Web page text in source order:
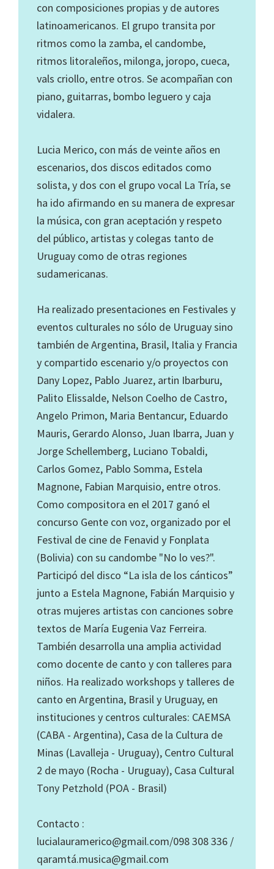
con composiciones propias y de autores
latinoamericanos. El grupo transita por
ritmos como la zamba, el candombe,
ritmos litoraleños, milonga, joropo, cueca,
vals criollo, entre otros. Se acompañan con
piano, guitarras, bombo leguero y caja
vidalera.
Lucia Merico, con más de veinte años en
escenarios, dos discos editados como
solista, y dos con el grupo vocal La Tría, se
ha ido afirmando en su manera de expresar
la música, con gran aceptación y respeto
del público, artistas y colegas tanto de
Uruguay como de otras regiones
sudamericanas.
Ha realizado presentaciones en Festivales y
eventos culturales no sólo de Uruguay sino
también de Argentina, Brasil, Italia y Francia
y compartido escenario y/o proyectos con
Dany Lopez, Pablo Juarez, artin Ibarburu,
Palito Elissalde, Nelson Coelho de Castro,
Angelo Primon, Maria Bentancur, Eduardo
Mauris, Gerardo Alonso, Juan Ibarra, Juan y
Jorge Schellemberg, Luciano Tobaldi,
Carlos Gomez, Pablo Somma, Estela
Magnone, Fabian Marquisio, entre otros.
Como compositora en el 2017 ganó el
concurso Gente con voz, organizado por el
Festival de cine de Fenavid y Fonplata
(Bolivia) con su candombe "No lo ves?".
Participó del disco “La isla de los cánticos”
junto a Estela Magnone, Fabián Marquisio y
otras mujeres artistas con canciones sobre
textos de María Eugenia Vaz Ferreira.
También desarrolla una amplia actividad
como docente de canto y con talleres para
niños. Ha realizado workshops y talleres de
canto en Argentina, Brasil y Uruguay, en
instituciones y centros culturales: CAEMSA
(CABA - Argentina), Casa de la Cultura de
Minas (Lavalleja - Uruguay), Centro Cultural
2 de mayo (Rocha - Uruguay), Casa Cultural
Tony Petzhold (POA - Brasil)
Contacto :
lucialauramerico@gmail.com/098 308 336 /
qaramtá.musica@gmail.com